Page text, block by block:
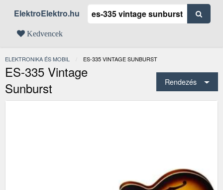
ElektroElektro.hu
Kedvencek
ELEKTRONIKA ÉS MOBIL JELENLEGI:
ES-335 VINTAGE SUNBURST
ES-335 Vintage
Sunburst
Rendezés